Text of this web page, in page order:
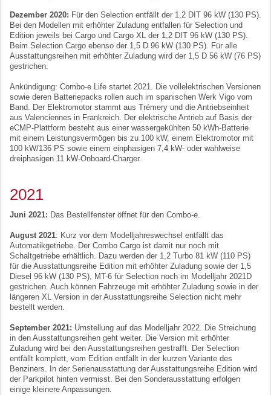
Dezember 2020: Für den Selection entfällt der 1,2 DIT 96 kW (130 PS).
Bei den Modellen mit erhöhter Zuladung entfallen für Selection und
Edition jeweils bei Cargo und Cargo XL der 1,2 DIT 96 kW (130 PS).
Beim Selection Cargo ebenso der 1,5 D 96 kW (130 PS). Für alle
Ausstattungsreihen mit erhöhter Zuladung wird der 1,5 D 56 kW (76 PS)
gestrichen.
Ankündigung: Combo-e Life startet 2021. Die vollelektrischen Versionen
sowie deren Batteriepacks rollen auch im spanischen Werk Vigo vom
Band. Der Elektromotor stammt aus Trémery und die Antriebseinheit
aus Valenciennes in Frankreich. Der elektrische Antrieb auf Basis der
eCMP-Plattform besteht aus einer wassergekühlten 50 kWh-Batterie
mit einem Leistungsvermögen bis zu 100 kW, einem Elektromotor mit
100 kW/136 PS sowie einem einphasigen 7,4 kW- oder wahlweise
dreiphasigen 11 kW-Onboard-Charger.
2021
Juni 2021: Das Bestellfenster öffnet für den Combo-e.
August 2021: Kurz vor dem Modelljahreswechsel entfällt das
Automatikgetriebe. Der Combo Cargo ist damit nur noch mit
Schaltgetriebe erhältlich. Dazu werden der 1,2 Turbo 81 kW (110 PS)
für die Ausstattungsreihe Edition mit erhöhter Zuladung sowie der 1,5
Diesel 96 kW (130 PS), MT-6 für Selection noch im Modelljahr 2021D
gestrichen. Auch können Fahrzeuge mit erhöhter Zuladung sowie in der
längeren XL Version in der Ausstattungsreihe Selection nicht mehr
bestellt werden.
September 2021: Umstellung auf das Modelljahr 2022. Die Streichung
in den Ausstattungsreihen geht weiter. Die Version mit erhöhter
Zuladung wird bei den Ausstattungsreihen gestrafft. Der Selection
entfällt komplett, vom Edition entfällt in der kurzen Variante des
Benziners. In der Serienausstattung der Ausstattungsreihe Edition wird
der Parkpilot hinten vermisst. Bei den Sonderausstattung erfolgen
einige kleinere Anpassungen.